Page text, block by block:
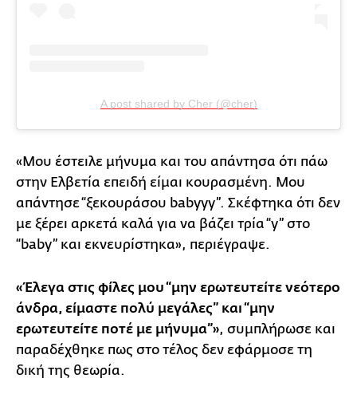
A post shared by Cher (@cher)
«Μου έστειλε μήνυμα και του απάντησα ότι πάω
στην Ελβετία επειδή είμαι κουρασμένη. Μου
απάντησε “ξεκουράσου babyyy”. Σκέφτηκα ότι δεν
με ξέρει αρκετά καλά για να βάζει τρία “y” στο
“baby” και εκνευρίστηκα», περιέγραψε.
«Έλεγα στις φίλες μου “μην ερωτευτείτε νεότερο
άνδρα, είμαστε πολύ μεγάλες” και “μην
ερωτευτείτε ποτέ με μήνυμα”», συμπλήρωσε και
παραδέχθηκε πως στο τέλος δεν εφάρμοσε τη
δική της θεωρία.